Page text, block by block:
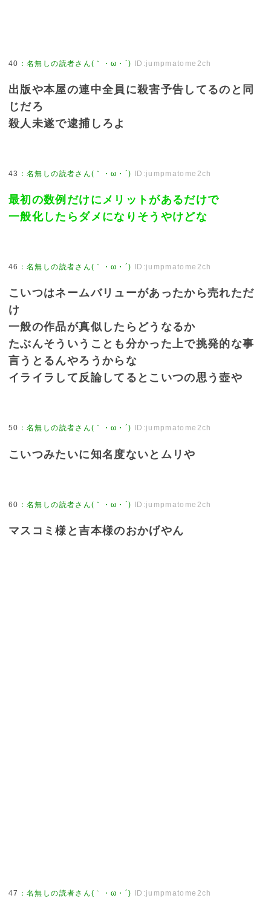
40 ：名無しの読者さん(｀・ω・´) ID:jumpmatome2ch
出版や本屋の連中全員に殺害予告してるのと同
じだろ
殺人未遂で逮捕しろよ
43 ：名無しの読者さん(｀・ω・´) ID:jumpmatome2ch
最初の数例だけにメリットがあるだけで
一般化したらダメになりそうやけどな
46 ：名無しの読者さん(｀・ω・´) ID:jumpmatome2ch
こいつはネームバリューがあったから売れただ
け
一般の作品が真似したらどうなるか
たぶんそういうことも分かった上で挑発的な事
言うとるんやろうからな
イライラして反論してるとこいつの思う壺や
50 ：名無しの読者さん(｀・ω・´) ID:jumpmatome2ch
こいつみたいに知名度ないとムリや
60 ：名無しの読者さん(｀・ω・´) ID:jumpmatome2ch
マスコミ様と吉本様のおかげやん
47 ：名無しの読者さん(｀・ω・´) ID:jumpmatome2ch